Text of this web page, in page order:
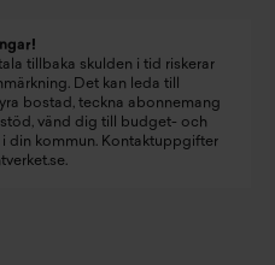
tillbaka skulden i tid riskerar
Det kan leda till
bostad, teckna abonnemang
stöd, vänd dig till budget- och
din kommun. Kontaktuppgifter
.